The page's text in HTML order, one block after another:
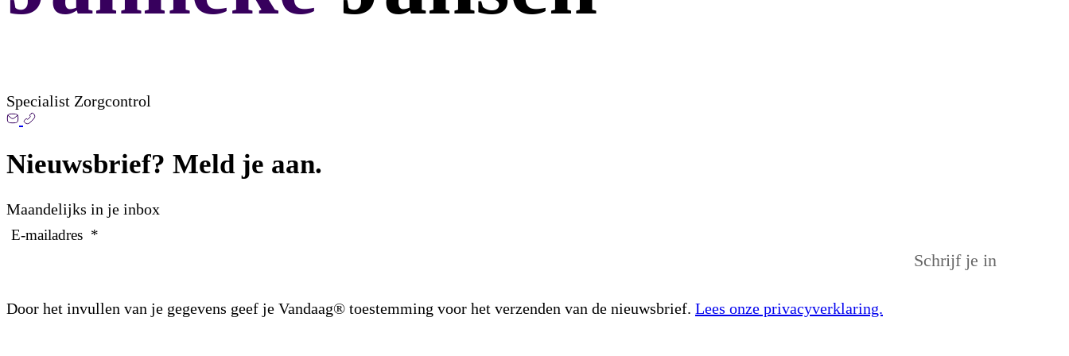
Specialist Zorgcontrol
Nieuwsbrief? Meld je aan.
Maandelijks in je inbox
E-mailadres *
Door het invullen van je gegevens geef je Vandaag® toestemming voor het verzenden van de nieuwsbrief. Lees onze privacyverklaring.